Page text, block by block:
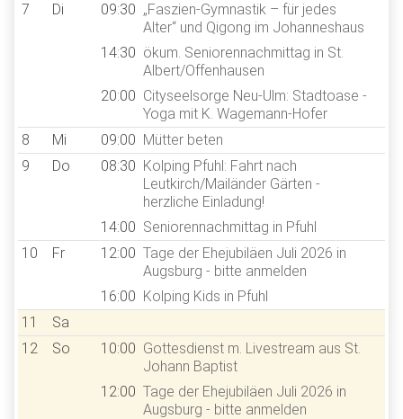
7
Di 09:30 „Faszien-Gymnastik – für jedes
Alter“ und Qigong im Johanneshaus
14:30 ökum. Seniorennachmittag in St.
Albert/Offenhausen
20:00 Cityseelsorge Neu-Ulm: Stadtoase -
Yoga mit K. Wagemann-Hofer
8
Mi 09:00 Mütter beten
9
Do 08:30 Kolping Pfuhl: Fahrt nach
Leutkirch/Mailänder Gärten -
herzliche Einladung!
14:00 Seniorennachmittag in Pfuhl
10
Fr 12:00 Tage der Ehejubiläen Juli 2026 in
Augsburg - bitte anmelden
16:00 Kolping Kids in Pfuhl
11
Sa
12
So 10:00 Gottesdienst m. Livestream aus St.
Johann Baptist
12:00 Tage der Ehejubiläen Juli 2026 in
Augsburg - bitte anmelden